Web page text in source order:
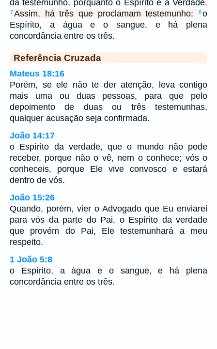
dá testemunho, porquanto o Espírito é a Verdade.
7Assim, há três que proclamam testemunho: 8o
Espírito, a água e o sangue, e há plena
concordância entre os três.
Referência Cruzada
Mateus 18:16
Porém, se ele não te der atenção, leva contigo
mais uma ou duas pessoas, para que pelo
depoimento de duas ou três testemunhas,
qualquer acusação seja confirmada.
João 14:17
o Espírito da verdade, que o mundo não pode
receber, porque não o vê, nem o conhece; vós o
conheceis, porque Ele vive convosco e estará
dentro de vós.
João 15:26
Quando, porém, vier o Advogado que Eu enviarei
para vós da parte do Pai, o Espírito da verdade
que provém do Pai, Ele testemunhará a meu
respeito.
1 João 5:8
o Espírito, a água e o sangue, e há plena
concordância entre os três.